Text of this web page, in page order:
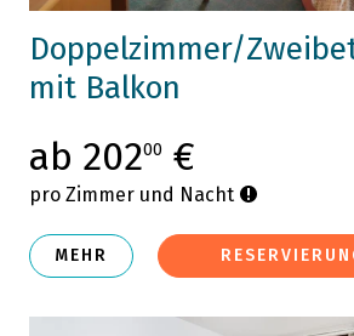
Doppelzimmer/
mit Balkon
ab 20200 €
pro Zimmer und Nacht
MEHR